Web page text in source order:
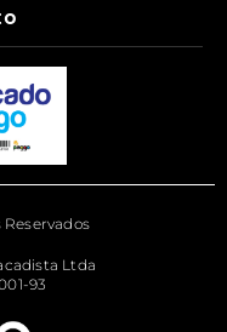
Ltda
93